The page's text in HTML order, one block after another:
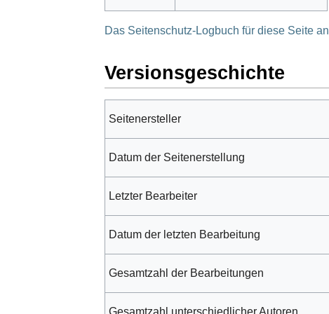
Das Seitenschutz-Logbuch für diese Seite
Versionsgeschichte
Seitenersteller
Datum der Seitenerstellung
Letzter Bearbeiter
Datum der letzten Bearbeitung
Gesamtzahl der Bearbeitungen